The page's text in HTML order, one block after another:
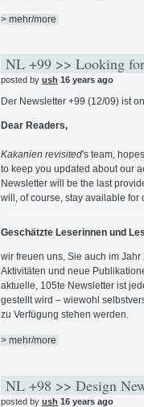
> mehr/more
NL +99 >> Looking
posted by ush 16 years ago
Der Newsletter +99 (12/09) ist
Dear Readers,
Kakanien revisited's team,
to keep you updated about our
Newsletter will be the last
will, of course, stay available for
Geschätzte Leserinnen und
wir freuen uns, Sie auch im
Aktivitäten und neue
aktuelle, 105te Newsletter ist
gestellt wird – wiewohl
zu Verfügung stehen werden.
> mehr/more
NL +98 >> Design
posted by ush 16 years ago